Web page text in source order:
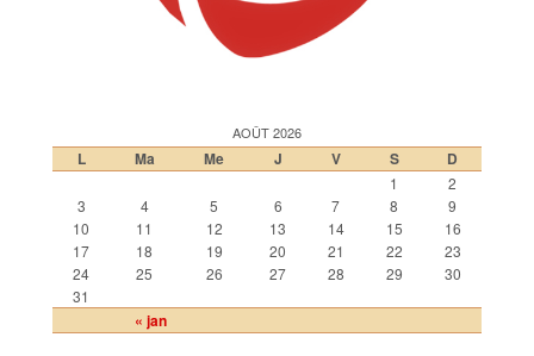
AOÛT 2026
L Ma Me J V S D
« jan
1
2
3
4 5 6 7 8
9
10
11 12 13 14 15
16
17
18 19 20 21 22
23
24
25 26 27 28 29
30
31